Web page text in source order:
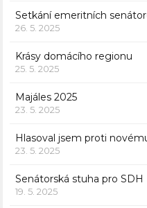
Setkání emeritních
26. 5. 2025
Krásy domácího regionu
25. 5. 2025
Majáles 2025
23. 5. 2025
Hlasoval jsem proti
23. 5. 2025
Senátorská stuha pro SDH
19. 5. 2025